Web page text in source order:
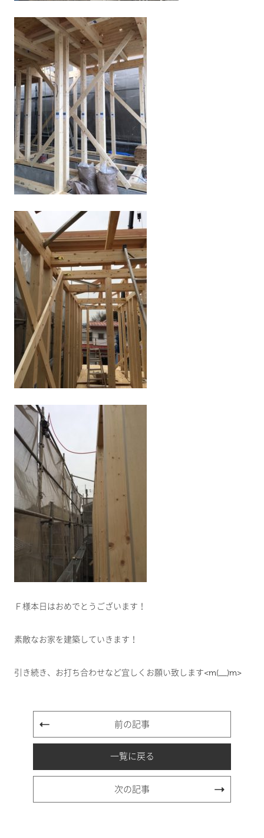
Ｆ様本日はおめでとうございます！
素敵なお家を建築していきます！
引き続き、お打ち合わせなど宜しくお願い致します<m(__)m>
前の記事
一覧に戻る
次の記事